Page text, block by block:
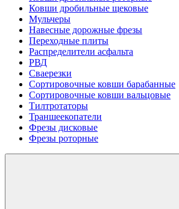
Ковши дробильные щековые
Мульчеры
Навесные дорожные фрезы
Переходные плиты
Распределители асфальта
РВД
Сваерезки
Сортировочные ковши барабанные
Сортировочные ковши вальцовые
Тилтротаторы
Траншеекопатели
Фрезы дисковые
Фрезы роторные